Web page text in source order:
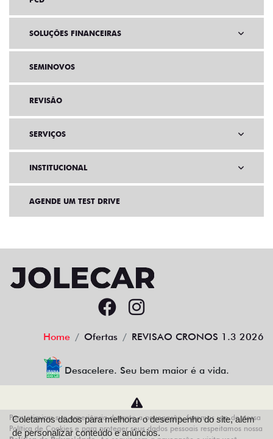
SOLUÇÕES FINANCEIRAS
SEMINOVOS
REVISÃO
SERVIÇOS
INSTITUCIONAL
AGENDE UM TEST DRIVE
Home Ofertas REVISAO CRONOS 1.3 2026
Desacelere. Seu bem maior é a vida.
AZZURRA VEICULOS LTDA
Para otimizar sua experiência durante a navegação, fazemos uso de nossa
Política de Cookies e para proteger seus dados pessoais respeitamos nossa
Coletamos dados para melhorar o desempenho do site, além
de personalizar conteúdo e anúncios.